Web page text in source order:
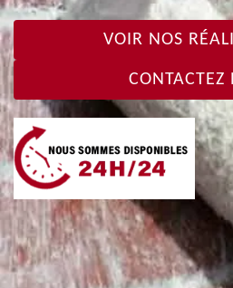
VOIR NOS
CONTACTEZ